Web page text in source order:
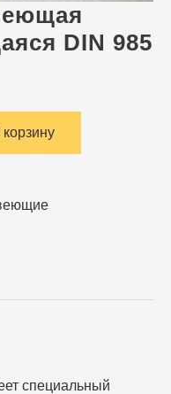
DIN 985
корзину
специальный